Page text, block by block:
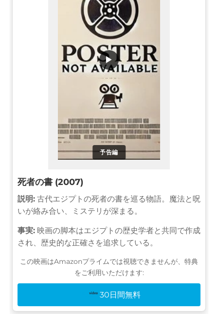
予告編
▶
死者の書 (2007)
説明: 古代エジプトの死者の書を巡る物語。魔法と呪
いが絡み合い、ミステリが深まる。
事実: 映画の脚本はエジプトの歴史学者と共同で作成
され、歴史的な正確さを追求している。
この映画はAmazonプライムでは視聴できませんが、特典
をご利用いただけます:
30日間無料